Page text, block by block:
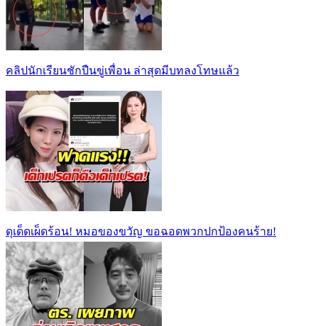
คลิปนักเรียนชักปืนขู่เพื่อน ล่าสุดมีบทลงโทษแล้ว
ดุเด็ดเผ็ดร้อน! หมอของขวัญ ขอฉอดพวกปกป้องคนร้าย!